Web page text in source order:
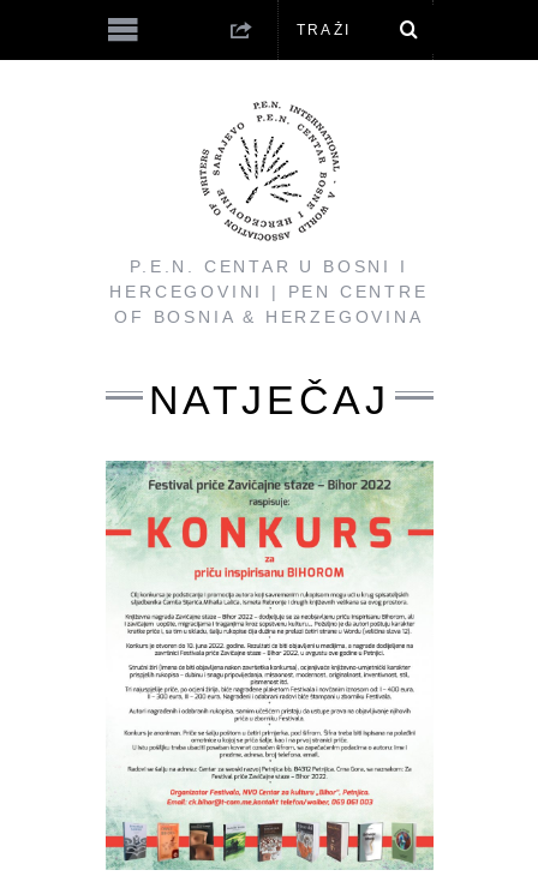
P.E.N. CENTAR U BOSNI I
HERCEGOVINI | PEN CENTRE
OF BOSNIA & HERZEGOVINA
NATJEČAJ